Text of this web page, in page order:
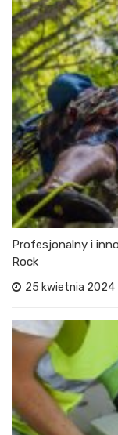
Profesjonalny i
Rock
25 kwietnia 2024